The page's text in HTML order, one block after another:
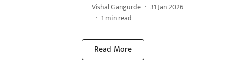
Vishal Gangurde
31 Jan 2026
1 min read
Read More